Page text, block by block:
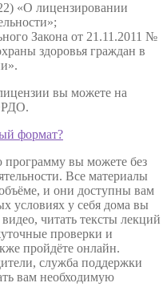
«О лицензировании
Закона от 21.11.2011 №
здоровья граждан в
вы можете на
формат?
программу вы можете без
Все материалы
и они доступны вам
условиях у себя дома вы
читать тексты лекций
проверки и
пройдёте онлайн.
служба поддержки
вам необходимую